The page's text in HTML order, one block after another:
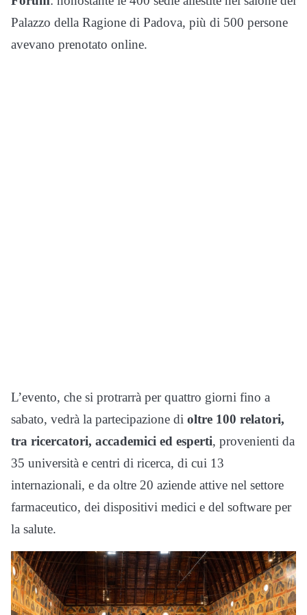
Palazzo della Ragione di Padova, più di 500 persone
avevano prenotato online.
L’evento, che si protrarrà per quattro giorni fino a
sabato, vedrà la partecipazione di oltre 100 relatori,
tra ricercatori, accademici ed esperti, provenienti da
35 università e centri di ricerca, di cui 13
internazionali, e da oltre 20 aziende attive nel settore
farmaceutico, dei dispositivi medici e del software per
la salute.